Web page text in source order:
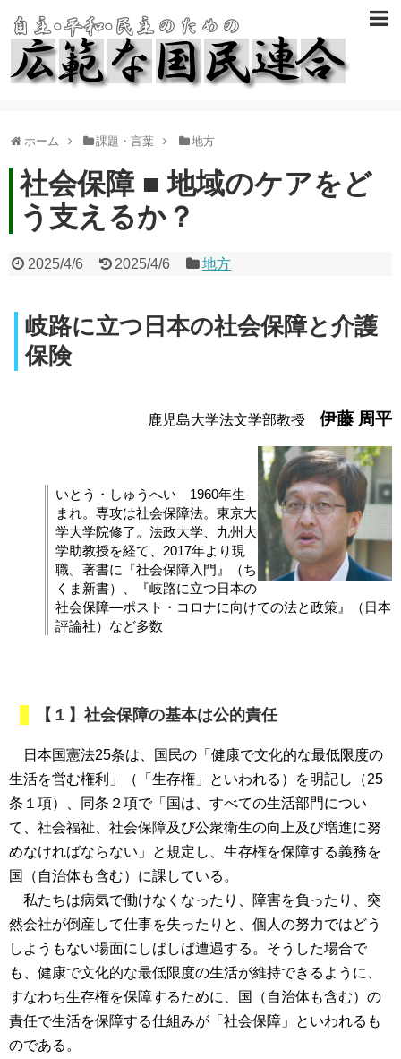
ホーム 課題・言葉 地方
社会保障 ■ 地域のケアをど
う支えるか？
2025/4/6 2025/4/6 地方
岐路に立つ日本の社会保障と介護
保険
鹿児島大学法文学部教授 伊藤 周平
いとう・しゅうへい 1960年生
まれ。専攻は社会保障法。東京大
学大学院修了。法政大学、九州大
学助教授を経て、2017年より現
職。著書に『社会保障入門』（ち
くま新書）、『岐路に立つ日本の
社会保障―ポスト・コロナに向けての法と政策』（日本
評論社）など多数
【１】社会保障の基本は公的責任
日本国憲法25条は、国民の「健康で文化的な最低限度の
生活を営む権利」（「生存権」といわれる）を明記し（25
条１項）、同条２項で「国は、すべての生活部門につい
て、社会福祉、社会保障及び公衆衛生の向上及び増進に努
めなければならない」と規定し、生存権を保障する義務を
国（自治体も含む）に課している。
私たちは病気で働けなくなったり、障害を負ったり、突
然会社が倒産して仕事を失ったりと、個人の努力ではどう
しようもない場面にしばしば遭遇する。そうした場合で
も、健康で文化的な最低限度の生活が維持できるように、
すなわち生存権を保障するために、国（自治体も含む）の
責任で生活を保障する仕組みが「社会保障」といわれるも
のである。